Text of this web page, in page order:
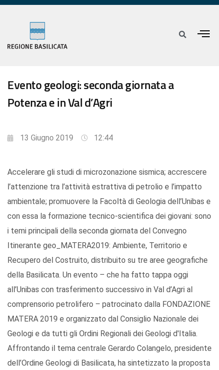
Evento geologi: seconda giornata a
Potenza e in Val d’Agri
13 Giugno 2019 12:44
Accelerare gli studi di microzonazione sismica; accrescere
l’attenzione tra l’attività estrattiva di petrolio e l’impatto
ambientale; promuovere la Facoltà di Geologia dell’Unibas e
con essa la formazione tecnico-scientifica dei giovani: sono
i temi principali della seconda giornata del Convegno
Itinerante geo_MATERA2019: Ambiente, Territorio e
Recupero del Costruito, distribuito su tre aree geografiche
della Basilicata. Un evento – che ha fatto tappa oggi
all’Unibas con trasferimento successivo in Val d’Agri al
comprensorio petrolifero – patrocinato dalla FONDAZIONE
MATERA 2019 e organizzato dal Consiglio Nazionale dei
Geologi e da tutti gli Ordini Regionali dei Geologi d'Italia.
Affrontando il tema centrale Gerardo Colangelo, presidente
dell’Ordine Geologi di Basilicata, ha sintetizzato la proposta